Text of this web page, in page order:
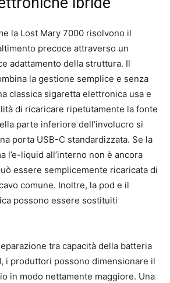
la Lost Mary 7000 risolvono il
precoce attraverso un
adattamento della struttura. Il
la gestione semplice e senza
classica sigaretta elettronica usa e
di ricaricare ripetutamente la fonte
parte inferiore dell’involucro si
porta USB-C standardizzata. Se la
l’e-liquid all’interno non è ancora
essere semplicemente ricaricata di
comune. Inoltre, la pod e il
possono essere sostituiti
tra capacità della batteria
i produttori possono dimensionare il
in modo nettamente maggiore. Una